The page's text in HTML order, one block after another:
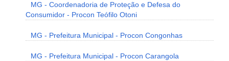
MG - Coordenadoria de Proteção e Defesa do
Consumidor - Procon Teófilo Otoni
MG - Prefeitura Municipal - Procon Congonhas
MG - Prefeitura Municipal - Procon Carangola